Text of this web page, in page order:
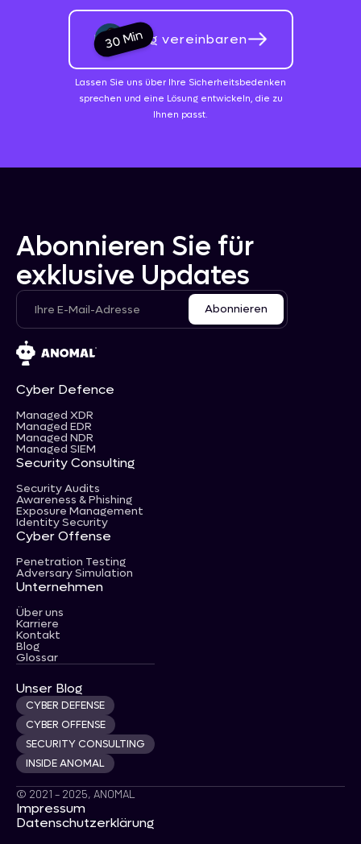
Beratung vereinbaren
30 Min
Lassen Sie uns über Ihre Sicherheitsbedenken
sprechen und eine Lösung entwickeln, die zu
Ihnen passt.
Abonnieren Sie für
exklusive Updates
Cyber Defence
Managed XDR
Managed EDR
Managed NDR
Managed SIEM
Security Consulting
Security Audits
Awareness & Phishing
Exposure Management
Identity Security
Cyber Offense
Penetration Testing
Adversary Simulation
Unternehmen
Über uns
Karriere
Kontakt
Blog
Glossar
Unser Blog
CYBER DEFENSE
CYBER OFFENSE
SECURITY CONSULTING
INSIDE ANOMAL
© 2021 – 2025, ANOMAL
Impressum
Datenschutzerklärung